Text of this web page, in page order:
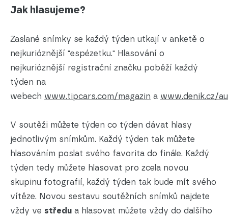
Jak hlasujeme?
Zaslané snímky se každý týden utkají v anketě o
nejkurióznější "espézetku." Hlasování o
nejkurióznější registrační značku poběží každý
týden na
webech www.tipcars.com/magazin a www.denik.cz/
V soutěži můžete týden co týden dávat hlasy
jednotlivým snímkům. Každý týden tak můžete
hlasováním poslat svého favorita do finále. Každý
týden tedy můžete hlasovat pro zcela novou
skupinu fotografií, každý týden tak bude mít svého
vítěze. Novou sestavu soutěžních snímků najdete
vždy ve středu a hlasovat můžete vždy do dalšího